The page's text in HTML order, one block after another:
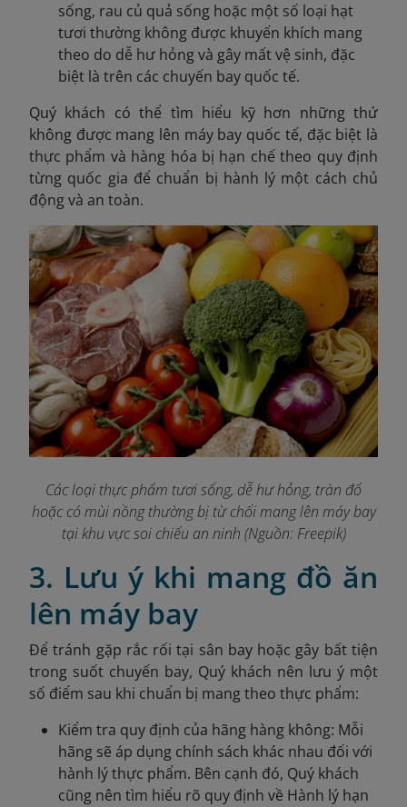
sống, rau củ quả sống hoặc một số loại hạt
tươi thường không được khuyến khích mang
theo do dễ hư hỏng và gây mất vệ sinh, đặc
biệt là trên các chuyến bay quốc tế.
Quý khách có thể tìm hiểu kỹ hơn những thứ
không được mang lên máy bay quốc tế, đặc biệt là
thực phẩm và hàng hóa bị hạn chế theo quy định
từng quốc gia để chuẩn bị hành lý một cách chủ
động và an toàn.
Các loại thực phẩm tươi sống, dễ hư hỏng, tràn đổ
hoặc có mùi nồng thường bị từ chối mang lên máy bay
tại khu vực soi chiếu an ninh (Nguồn: Freepik)
3. Lưu ý khi mang đồ ăn
lên máy bay
Để tránh gặp rắc rối tại sân bay hoặc gây bất tiện
trong suốt chuyến bay, Quý khách nên lưu ý một
số điểm sau khi chuẩn bị mang theo thực phẩm:
Kiểm tra quy định của hãng hàng không: Mỗi
hãng sẽ áp dụng chính sách khác nhau đối với
hành lý thực phẩm. Bên cạnh đó, Quý khách
cũng nên tìm hiểu rõ quy định về Hành lý hạn